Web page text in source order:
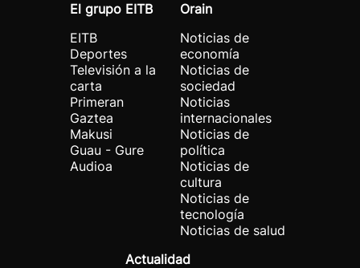
El grupo EITB
EITB
Deportes
Televisión a la
carta
Primeran
Gaztea
Makusi
Guau - Gure
Audioa
Orain
Noticias de
economía
Noticias de
sociedad
Noticias
internacionales
Noticias de
política
Noticias de
cultura
Noticias de
tecnología
Noticias de salud
Actualidad